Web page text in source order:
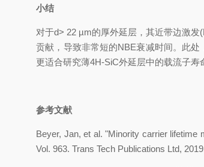
小结
对于d> 22 µm的厚外延层，其近带边激
贡献，导致非常短的NBE衰减时间。此
更适合研究薄4H-SiC外延层中的载流子寿命
参考文献
Beyer, Jan, et al. "Minority carrier lifetime
Vol. 963. Trans Tech Publications Ltd,